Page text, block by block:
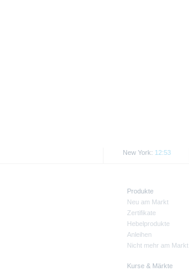
New York: 12:53
Produkte
Neu am Markt
Zertifikate
Hebelprodukte
Anleihen
Nicht mehr am Markt
Kurse & Märkte